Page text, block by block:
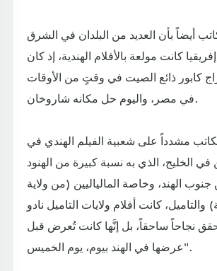
أيضاً بأن العديد من البلدان في الشرق
كانت مولعة بالأفلام الهندية، إذ كان
كابور ذائع الصيت في وقتٍ من الأوقات
في مصر، واليوم حل مكانه شاروخان.
مشدداً على شعبية الفيلم الهندي في
الخليج، الذي به نسبة كبيرة من الهنود
جنوب الهند، وخاصة المالياليين (من ولاية
والتاميل، كانت أفلام ولايات التاميل نادو
تحقق نجاحاً ساحقاً، بل إنَّها كانت تُعرض قبل
عرضها في الهند بيوم، يوم الخميس".